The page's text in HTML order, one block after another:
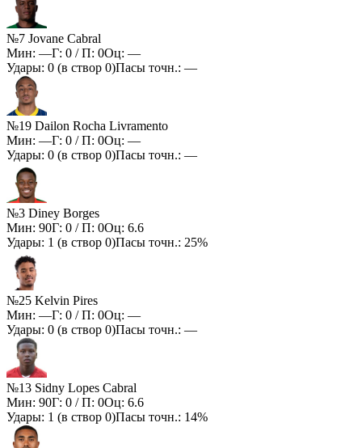
№7 Jovane Cabral
Мин: —Г: 0 / П: 0Оц: —
Удары: 0 (в створ 0)Пасы точн.: —
№19 Dailon Rocha Livramento
Мин: —Г: 0 / П: 0Оц: —
Удары: 0 (в створ 0)Пасы точн.: —
№3 Diney Borges
Мин: 90Г: 0 / П: 0Оц: 6.6
Удары: 1 (в створ 0)Пасы точн.: 25%
№25 Kelvin Pires
Мин: —Г: 0 / П: 0Оц: —
Удары: 0 (в створ 0)Пасы точн.: —
№13 Sidny Lopes Cabral
Мин: 90Г: 0 / П: 0Оц: 6.6
Удары: 1 (в створ 0)Пасы точн.: 14%